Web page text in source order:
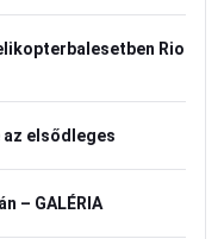
Rio
elsődleges
– GALÉRIA